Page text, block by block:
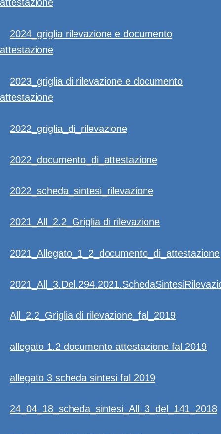
attestazione
2024_griglia rilevazione e documento
attestazione
2023_griglia di rilevazione e documento
attestazione
2022_griglia_di_rilevazione
2022_documento_di_attestazione
2022_scheda_sintesi_rilevazione
2021_All_2.2_Griglia di rilevazione
2021_Allegato_1_2_documento_di_attestazione
All_2.2_Griglia di rilevazione_fal_2019
allegato 1.2 documento attestazione fal 2019
allegato 3 scheda sintesi fal 2019
24_04_18_scheda_sintesi_All_3_del_141_2018